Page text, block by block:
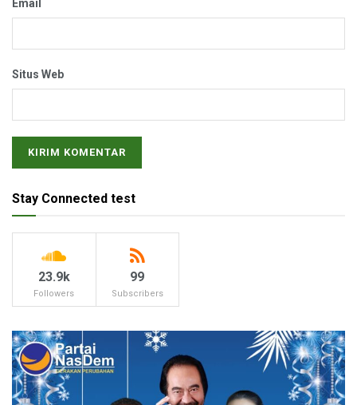
Email
Situs Web
Stay Connected test
23.9k
Followers
99
Subscribers